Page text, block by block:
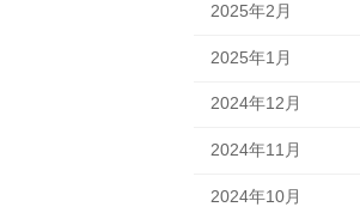
2025年2月
2025年1月
2024年12月
2024年11月
2024年10月